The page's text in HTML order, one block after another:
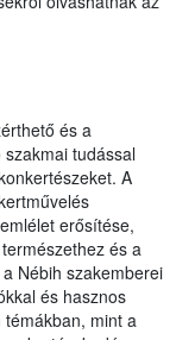
és a
tudással
A
erősítése,
és a
Nébih szakemberei
és hasznos
mint a